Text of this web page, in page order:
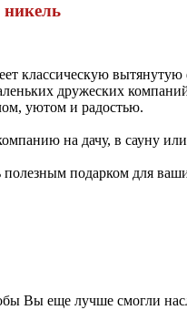
классическую вытянутую
дружеских
уютом и радостью.
на дачу, в сауну
подарком для
Вы еще лучше смогли